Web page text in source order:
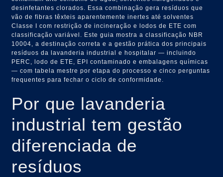
desinfetantes clorados. Essa combinação gera resíduos que
vão de fibras têxteis aparentemente inertes até solventes
Classe I com restrição de incineração e lodos de ETE com
classificação variável. Este guia mostra a classificação NBR
10004, a destinação correta e a gestão prática dos principais
resíduos da lavanderia industrial e hospitalar — incluindo
PERC, lodo de ETE, EPI contaminado e embalagens químicas
— com tabela mestre por etapa do processo e cinco perguntas
frequentes para fechar o ciclo de conformidade.
Por que lavanderia
industrial tem gestão
diferenciada de
resíduos